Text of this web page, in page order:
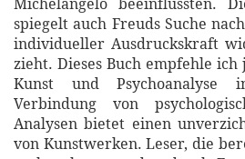
Michelangelo beeinflussten.
spiegelt auch Freuds Suche
individueller Ausdruckskraft
zieht. Dieses Buch empfehle
Kunst und Psychoanalyse
Verbindung von
Analysen bietet einen
von Kunstwerken. Leser, die